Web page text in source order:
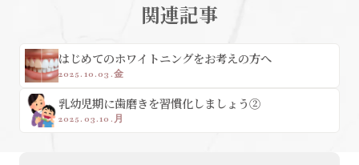
関連記事
はじめてのホワイトニングをお考えの方へ
2025.10.03.金
乳幼児期に歯磨きを習慣化しましょう②
2025.03.10.月